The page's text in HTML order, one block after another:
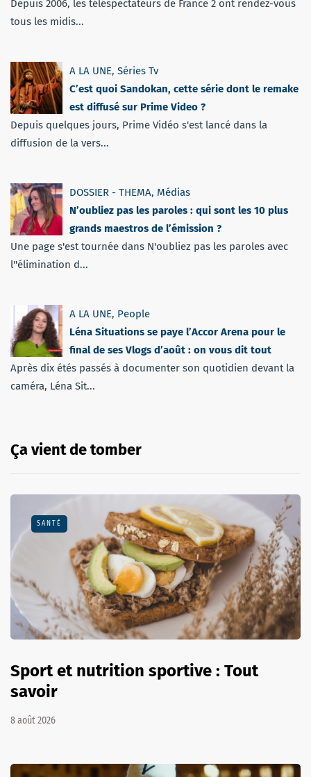
Depuis 2006, les téléspectateurs de France 2 ont rendez-vous
tous les midis...
A LA UNE, Séries Tv
C’est quoi Sandokan, cette série dont le remake
est diffusé sur Prime Video ?
Depuis quelques jours, Prime Vidéo s'est lancé dans la
diffusion de la vers...
DOSSIER - THEMA, Médias
N’oubliez pas les paroles : qui sont les 10 plus
grands maestros de l’émission ?
Une page s'est tournée dans N'oubliez pas les paroles avec
l''élimination d...
A LA UNE, People
Léna Situations se paye l’Accor Arena pour le
final de ses Vlogs d’août : on vous dit tout
Après dix étés passés à documenter son quotidien devant la
caméra, Léna Sit...
Ça vient de tomber
SANTÉ
Sport et nutrition sportive : Tout
savoir
8 août 2026